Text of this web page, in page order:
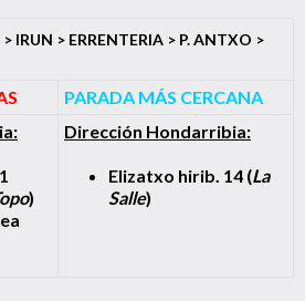
IRUN > ERRENTERIA > P. ANTXO >
PARADA MÁS CERCANA
)
Dirección Hondarribia:
Elizatxo hirib. 14 (La
Salle)